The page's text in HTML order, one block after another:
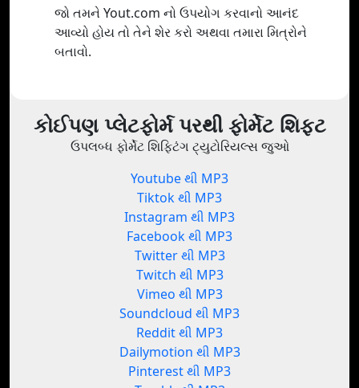
જો તમને Yout.com નો ઉપયોગ કરવાનો આનંદ
આવ્યો હોય તો તેને શેર કરો અથવા તમારા મિત્રોને
બતાવો.
કોઈપણ પ્લેટફોર્મ પરથી ફોર્મેટ શિફ્ટ
ઉપલબ્ધ ફોર્મેટ શિફ્ટિંગ ટ્યુટોરિયલ્સ જુઓ
Youtube થી MP3
Tiktok થી MP3
Instagram થી MP3
Facebook થી MP3
Twitter થી MP3
Twitch થી MP3
Vimeo થી MP3
Soundcloud થી MP3
Reddit થી MP3
Dailymotion થી MP3
Pinterest થી MP3